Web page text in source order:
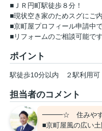
■ＪＲ円町駅徒歩８分！
■現状空き家のためスグにご
■京町屋プロフィール申請中
■リフォームのご相談可能です
ポイント
駅徒歩10分以内 ２駅利用可
担当者のコメント
━━━☆ 住みや
■京町屋風の広い